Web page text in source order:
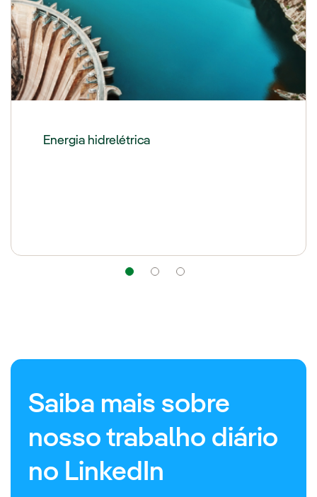
Energia hidrelétrica
Navegação
Saiba mais sobre
nosso trabalho diário
no LinkedIn